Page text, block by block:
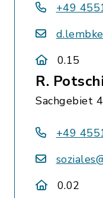
+49
0.15
R.
Sachgebiet
+49
0.02